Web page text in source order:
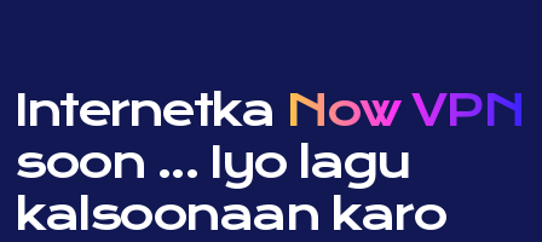
Internetka Now VPN
soon ... Iyo lagu
kalsoonaan karo